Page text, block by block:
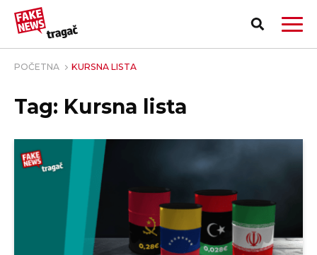
POČETNA KURSNA LISTA
Tag: Kursna lista